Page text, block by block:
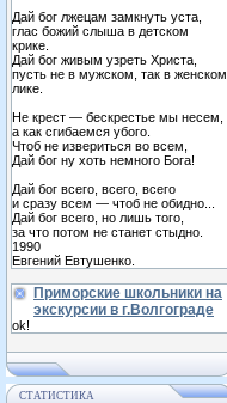
Дай бог лжецам замкнуть уста,
глас божий слыша в детском
крике.
Дай бог живым узреть Христа,
пусть не в мужском, так в женском
лике.
Не крест — бескрестье мы несем,
а как сгибаемся убого.
Чтоб не извериться во всем,
Дай бог ну хоть немного Бога!
Дай бог всего, всего, всего
и сразу всем — чтоб не обидно...
Дай бог всего, но лишь того,
за что потом не станет стыдно.
1990
Евгений Евтушенко.
Приморские школьники на
экскурсии в г.Волгограде
ok!
СТАТИСТИКА